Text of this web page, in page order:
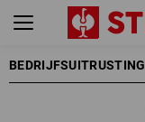
BEDRIJFSUITRUSTING